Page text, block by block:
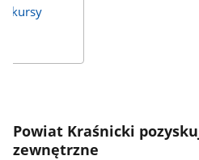
Powiat Kraśnicki
zewnętrzne